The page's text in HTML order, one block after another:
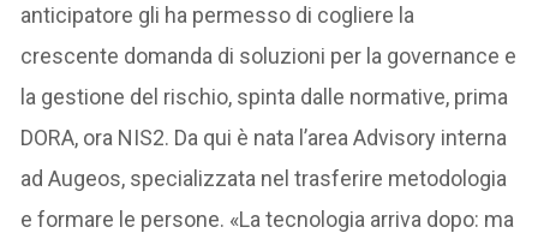
anticipatore gli ha permesso di cogliere la
crescente domanda di soluzioni per la governance e
la gestione del rischio, spinta dalle normative, prima
DORA, ora NIS2. Da qui è nata l’area Advisory interna
ad Augeos, specializzata nel trasferire metodologia
e formare le persone. «La tecnologia arriva dopo: ma